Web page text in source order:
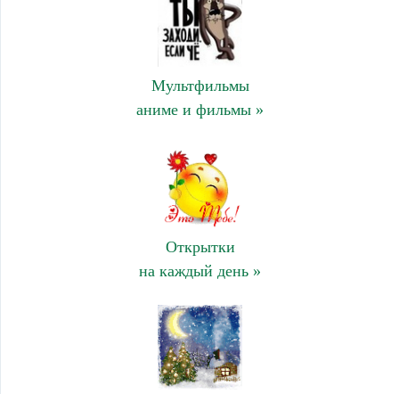
Мультфильмы
аниме и фильмы »
Открытки
на каждый день »